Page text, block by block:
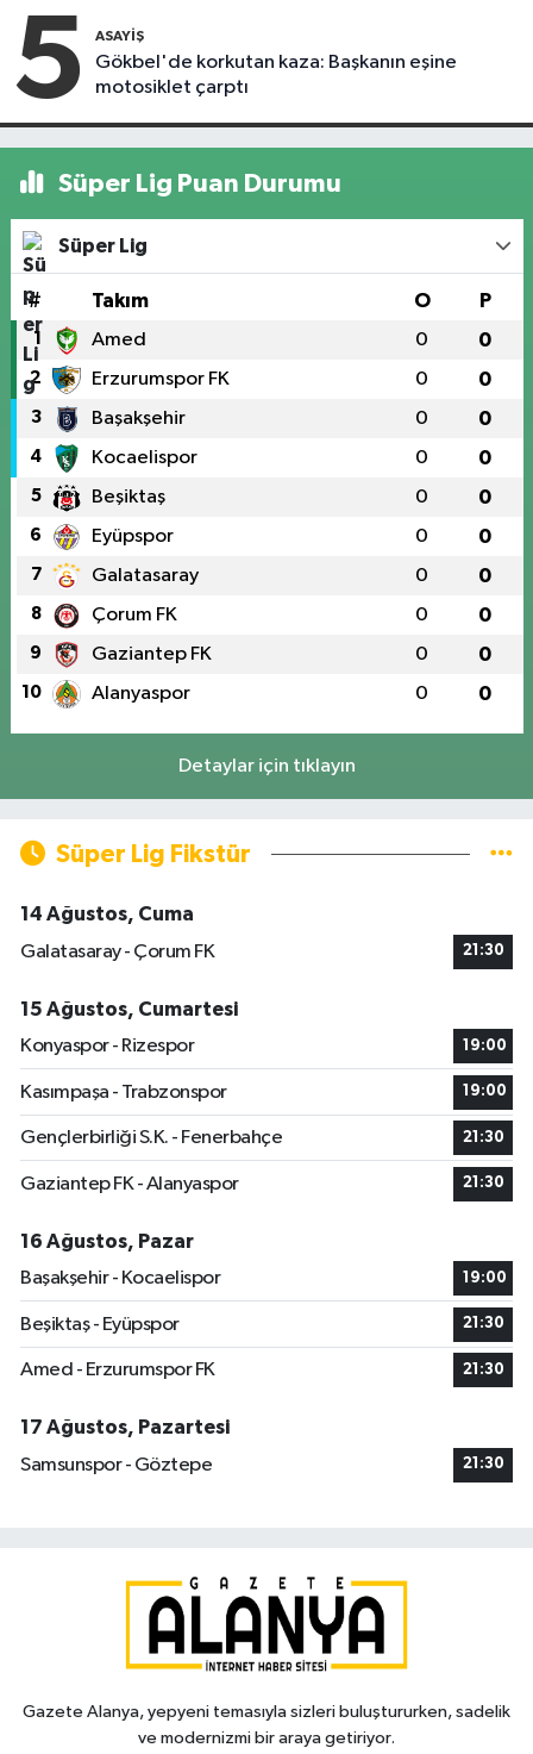
5 ASAYIŞ
Gökbel'de korkutan kaza: Başkanın eşine
motosiklet çarptı
Süper Lig Puan Durumu
Süper Lig
# Takım O P
1 Amed 0 0
2 Erzurumspor FK 0 0
3 Başakşehir 0 0
4 Kocaelispor 0 0
5 Beşiktaş 0 0
6 Eyüpspor 0 0
7 Galatasaray 0 0
8 Çorum FK 0 0
9 Gaziantep FK 0 0
10 Alanyaspor 0 0
Detaylar için tıklayın
Süper Lig Fikstür
14 Ağustos, Cuma
Galatasaray - Çorum FK
21:30
15 Ağustos, Cumartesi
Konyaspor - Rizespor
19:00
Kasımpaşa - Trabzonspor 19:00
Gençlerbirliği S.K. - Fenerbahçe 21:30
Gaziantep FK - Alanyaspor 21:30
16 Ağustos, Pazar
Başakşehir - Kocaelispor
19:00
Beşiktaş - Eyüpspor 21:30
Amed - Erzurumspor FK 21:30
17 Ağustos, Pazartesi
Samsunspor - Göztepe
21:30
Gazete Alanya, yepyeni temasıyla sizleri buluştururken, sadelik
ve modernizmi bir araya getiriyor.